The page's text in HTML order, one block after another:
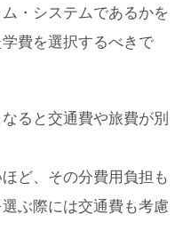
・システムであるかを
費を選択するべきで
ると交通費や旅費が別
ど、その分費用負担も
ぶ際には交通費も考慮